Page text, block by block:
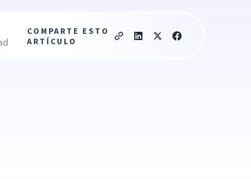
COMPARTE ESTO
ARTÍCULO